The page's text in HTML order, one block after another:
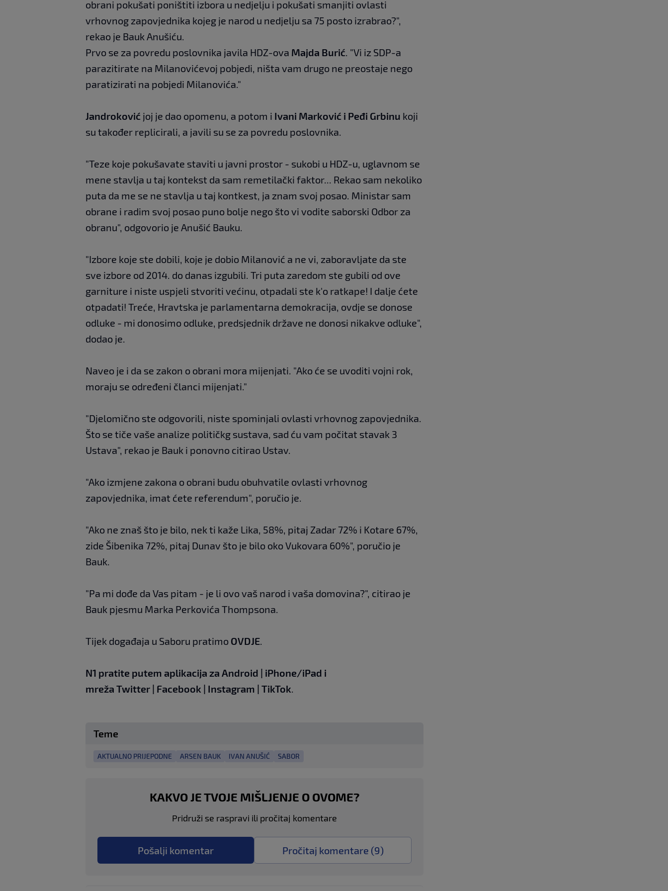
obrani pokušati poništiti izbora u nedjelju i pokušati smanjiti ovlasti
vrhovnog zapovjednika kojeg je narod u nedjelju sa 75 posto izrabrao?",
rekao je Bauk Anušiću.
Prvo se za povredu poslovnika javila HDZ-ova Majda Burić. "Vi iz SDP-a
parazitirate na Milanovićevoj pobjedi, ništa vam drugo ne preostaje nego
paratizirati na pobjedi Milanovića."
Jandroković joj je dao opomenu, a potom i Ivani Marković i Peđi Grbinu koji
su također replicirali, a javili su se za povredu poslovnika.
"Teze koje pokušavate staviti u javni prostor - sukobi u HDZ-u, uglavnom se
mene stavlja u taj kontekst da sam remetilački faktor... Rekao sam nekoliko
puta da me se ne stavlja u taj kontkest, ja znam svoj posao. Ministar sam
obrane i radim svoj posao puno bolje nego što vi vodite saborski Odbor za
obranu", odgovorio je Anušić Bauku.
"Izbore koje ste dobili, koje je dobio Milanović a ne vi, zaboravljate da ste
sve izbore od 2014. do danas izgubili. Tri puta zaredom ste gubili od ove
garniture i niste uspjeli stvoriti većinu, otpadali ste k'o ratkape! I dalje ćete
otpadati! Treće, Hravtska je parlamentarna demokracija, ovdje se donose
odluke - mi donosimo odluke, predsjednik države ne donosi nikakve odluke",
dodao je.
Naveo je i da se zakon o obrani mora mijenjati. "Ako će se uvoditi vojni rok,
moraju se određeni članci mijenjati."
"Djelomično ste odgovorili, niste spominjali ovlasti vrhovnog zapovjednika.
Što se tiče vaše analize političkg sustava, sad ću vam počitat stavak 3
Ustava", rekao je Bauk i ponovno citirao Ustav.
"Ako izmjene zakona o obrani budu obuhvatile ovlasti vrhovnog
zapovjednika, imat ćete referendum", poručio je.
"Ako ne znaš što je bilo, nek ti kaže Lika, 58%, pitaj Zadar 72% i Kotare 67%,
zide Šibenika 72%, pitaj Dunav što je bilo oko Vukovara 60%", poručio je
Bauk.
"Pa mi dođe da Vas pitam - je li ovo vaš narod i vaša domovina?", citirao je
Bauk pjesmu Marka Perkovića Thompsona.
Tijek događaja u Saboru pratimo OVDJE.
N1 pratite putem aplikacija za Android | iPhone/iPad i
mreža Twitter | Facebook | Instagram | TikTok.
Teme
AKTUALNO PRIJEPODNE ARSEN BAUK IVAN ANUŠIĆ SABOR
KAKVO JE TVOJE MIŠLJENJE O OVOME?
Pridruži se raspravi ili pročitaj komentare
Pošalji komentar Pročitaj komentare (9)